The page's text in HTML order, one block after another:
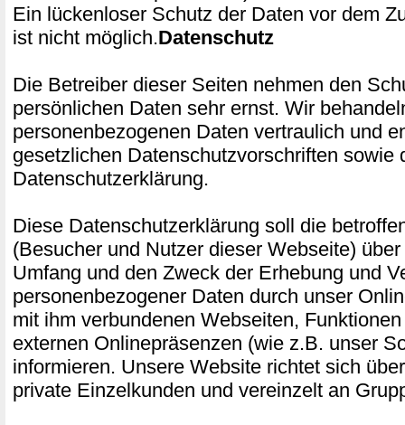
Ein lückenloser Schutz der Daten vor dem
ist nicht möglich.Datenschutz
Die Betreiber dieser Seiten nehmen den
persönlichen Daten sehr ernst. Wir
personenbezogenen Daten vertraulich und
gesetzlichen Datenschutzvorschriften sowie
Datenschutzerklärung.
Diese Datenschutzerklärung soll die
(Besucher und Nutzer dieser Webseite)
Umfang und den Zweck der Erhebung und
personenbezogener Daten durch unser
mit ihm verbundenen Webseiten,
externen Onlinepräsenzen (wie z.B. unser
informieren. Unsere Website richtet sich
private Einzelkunden und vereinzelt an